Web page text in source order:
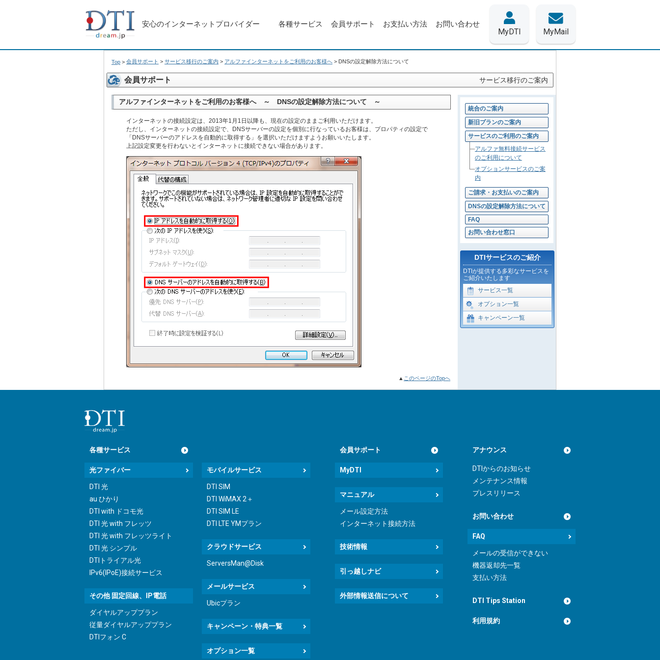
安心のインターネットプロバイダー 各種サービス 会員サポート お支払い方法 お問い合わせ
MyDTI MyMail
Top > 会員サポート > サービス移行のご案内 > アルファインターネットをご利用のお客様へ > DNSの設定解除方法について
会員サポート サービス移行のご案内
アルファインターネットをご利用のお客様へ ～ DNSの設定解除方法について ～
インターネットの接続設定は、2013年1月1日以降も、現在の設定のままご利用いただけます。
ただし、インターネットの接続設定で、DNSサーバーの設定を個別に行なっているお客様は、プロパティの設定で
「DNSサーバーのアドレスを自動的に取得する」を選択いただけますようお願いいたします。
上記設定変更を行わないとインターネットに接続できない場合があります。
▲ このページのTopへ
統合のご案内
新旧プランのご案内
サービスのご利用のご案内
アルファ無料接続サービス
のご利用について
オプションサービスのご案
内
ご請求・お支払いのご案内
DNSの設定解除方法について
FAQ
お問い合わせ窓口
DTIサービスのご紹介
DTIが提供する多彩なサービスを
ご紹介いたします
サービス一覧
オプション一覧
キャンペーン一覧
各種サービス
光ファイバー
DTI 光
au ひかり
DTI with ドコモ光
DTI 光 with フレッツ
DTI 光 with フレッツライト
DTI 光 シンプル
DTIトライアル光
IPv6(IPoE)接続サービス
その他 固定回線、IP電話
ダイヤルアッププラン
従量ダイヤルアッププラン
DTIフォン C
モバイルサービス
DTI SIM
DTI WiMAX 2＋
DTI SIM LE
DTI LTE YMプラン
クラウドサービス
ServersMan@Disk
メールサービス
Ubicプラン
キャンペーン・特典一覧
オプション一覧
会員サポート
MyDTI
マニュアル
メール設定方法
インターネット接続方法
技術情報
引っ越しナビ
外部情報送信について
アナウンス
DTIからのお知らせ
メンテナンス情報
プレスリリース
お問い合わせ
FAQ
メールの受信ができない
機器返却先一覧
支払い方法
DTI Tips Station
利用規約